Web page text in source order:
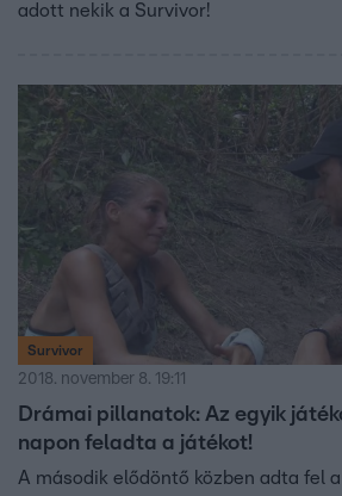
adott nekik a Survivor!
Survivor
2018. november 8. 19:11
Drámai pillanatok: Az egyik
napon feladta a játékot!
A második elődöntő közben adta fel